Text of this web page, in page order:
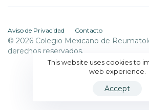
Aviso de Privacidad Contacto
© 2026 Colegio Mexicano de
derechos reservados.
This website uses cookies to
web experience.
Accept